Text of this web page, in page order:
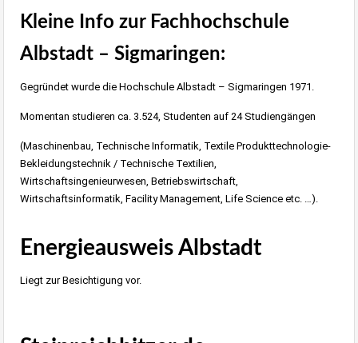
Kleine Info zur Fachhochschule
Albstadt – Sigmaringen:
Gegründet wurde die Hochschule Albstadt – Sigmaringen 1971.
Momentan studieren ca. 3.524, Studenten auf 24 Studiengängen
(Maschinenbau, Technische Informatik, Textile Produkttechnologie-
Bekleidungstechnik / Technische Textilien,
Wirtschaftsingenieurwesen, Betriebswirtschaft,
Wirtschaftsinformatik, Facility Management, Life Science etc. …).
Energieausweis Albstadt
Liegt zur Besichtigung vor.